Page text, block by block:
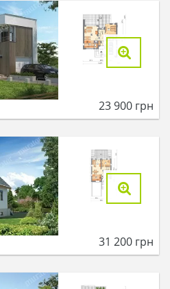
23 900 грн
31 200 грн